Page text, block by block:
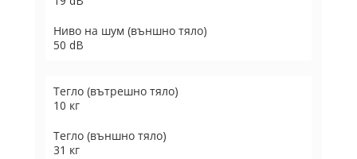
Ниво на шум (външно тяло)
50 dB
Тегло (вътрешно тяло)
10 кг
Тегло (външно тяло)
31 кг